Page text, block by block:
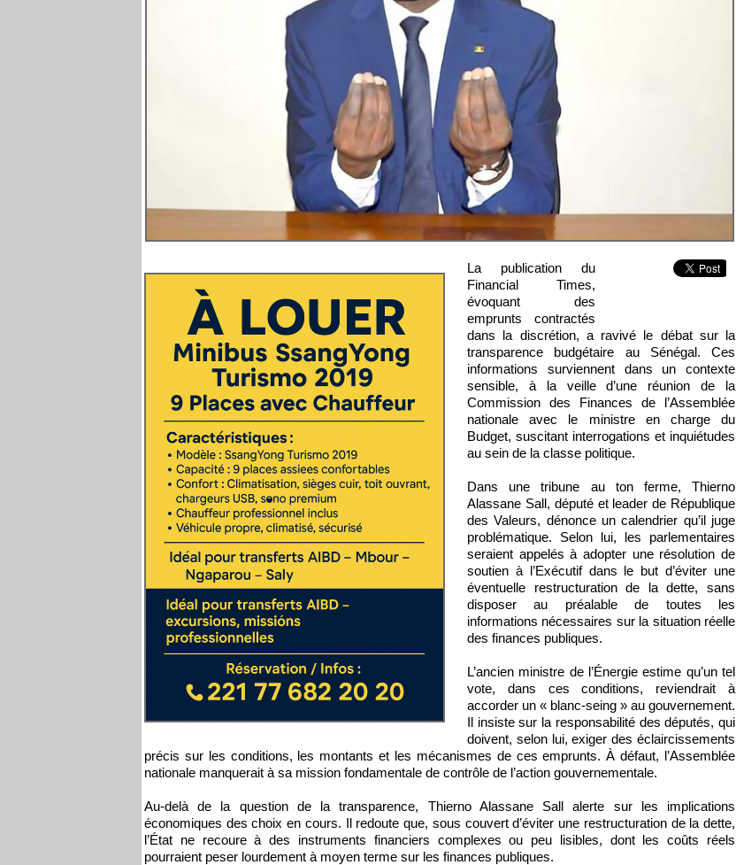
La publication du
Financial Times,
évoquant des
emprunts contractés
dans la discrétion, a ravivé le débat sur la
transparence budgétaire au Sénégal. Ces
informations surviennent dans un contexte
sensible, à la veille d’une réunion de la
Commission des Finances de l’Assemblée
nationale avec le ministre en charge du
Budget, suscitant interrogations et inquiétudes
au sein de la classe politique.
Dans une tribune au ton ferme, Thierno
Alassane Sall, député et leader de République
des Valeurs, dénonce un calendrier qu’il juge
problématique. Selon lui, les parlementaires
seraient appelés à adopter une résolution de
soutien à l’Exécutif dans le but d’éviter une
éventuelle restructuration de la dette, sans
disposer au préalable de toutes les
informations nécessaires sur la situation réelle
des finances publiques.
L’ancien ministre de l’Énergie estime qu’un tel
vote, dans ces conditions, reviendrait à
accorder un « blanc-seing » au gouvernement.
Il insiste sur la responsabilité des députés, qui
doivent, selon lui, exiger des éclaircissements
précis sur les conditions, les montants et les mécanismes de ces emprunts. À défaut, l’Assemblée
nationale manquerait à sa mission fondamentale de contrôle de l’action gouvernementale.
Au-delà de la question de la transparence, Thierno Alassane Sall alerte sur les implications
économiques des choix en cours. Il redoute que, sous couvert d’éviter une restructuration de la dette,
l’État ne recoure à des instruments financiers complexes ou peu lisibles, dont les coûts réels
pourraient peser lourdement à moyen terme sur les finances publiques.